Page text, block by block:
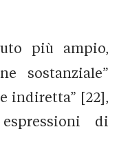
più ampio,
sostanziale”
indiretta” [22],
di